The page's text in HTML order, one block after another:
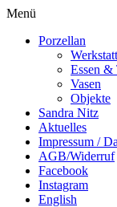
Menü
Porzellan
Essen &
Vasen
Objekte
Sandra Nitz
Aktuelles
Impressum /
AGB/Widerruf
Facebook
Instagram
English